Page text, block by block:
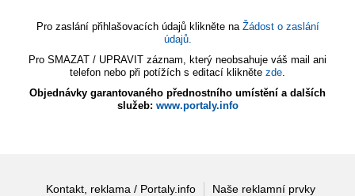
Pro zaslání přihlašovacích údajů klikněte na Žádost o zaslání
údajů.
Pro SMAZAT / UPRAVIT záznam, který neobsahuje váš mail ani
telefon nebo při potížích s editací klikněte zde.
Objednávky garantovaného přednostního umístění a dalších
služeb: www.portaly.info
Kontakt, reklama / Portaly.info
Naše reklamní prvky